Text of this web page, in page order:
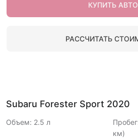
КУПИТЬ АВТО
РАССЧИТАТЬ
Subaru Forester Sport 2020
Объем: 2.5 л
км)